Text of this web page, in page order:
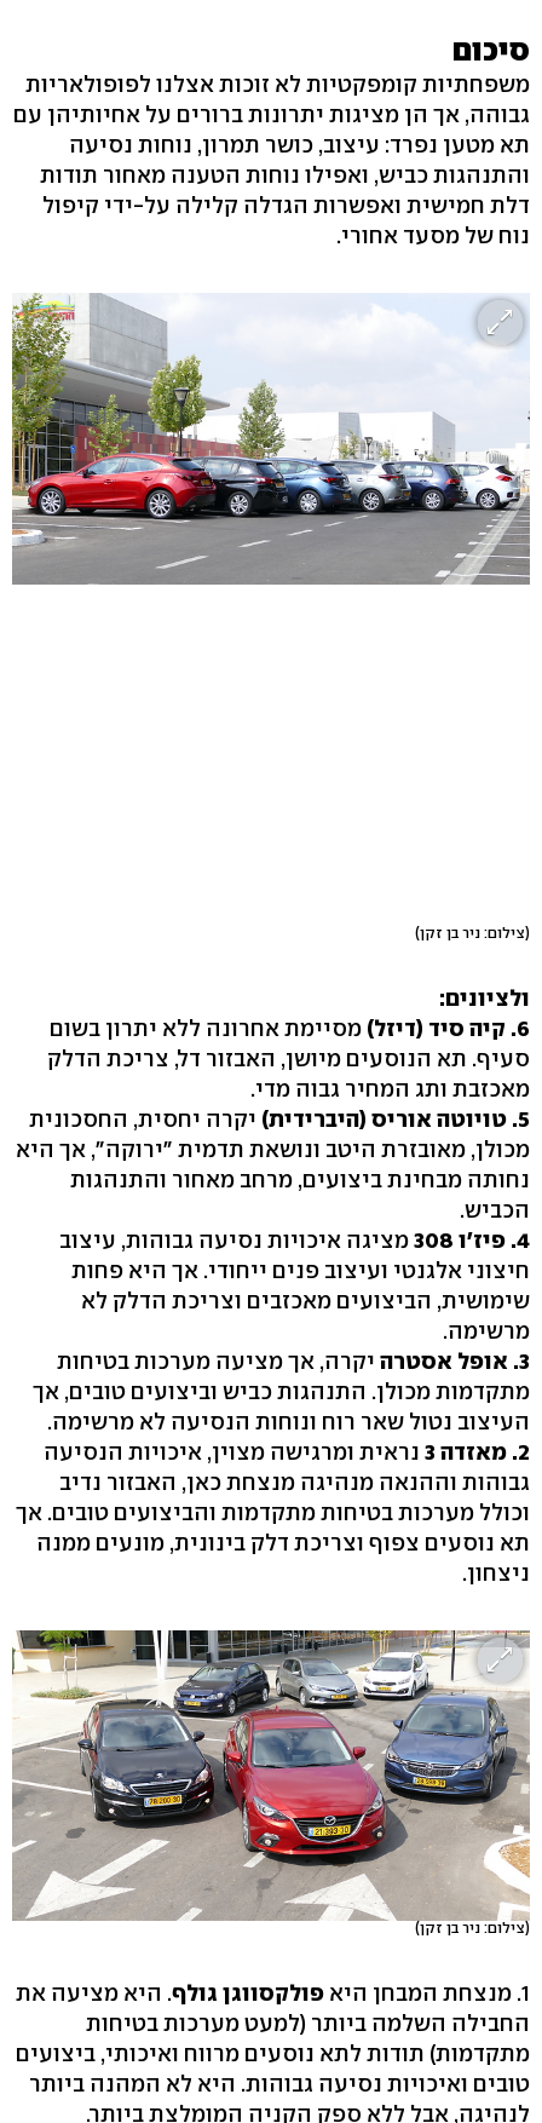
סיכום
משפחתיות קומפקטיות לא זוכות אצלנו לפופולאריות
גבוהה, אך הן מציגות יתרונות ברורים על אחיותיהן עם
תא מטען נפרד: עיצוב, כושר תמרון, נוחות נסיעה
והתנהגות כביש, ואפילו נוחות הטענה מאחור תודות
דלת חמישית ואפשרות הגדלה קלילה על-ידי קיפול
נוח של מסעד אחורי.
(צילום: ניר בן זקן)
ולציונים:
6. קיה סיד (דיזל)
מסיימת אחרונה ללא יתרון בשום
סעיף. תא הנוסעים מיושן, האבזור דל, צריכת הדלק
מאכזבת ותג המחיר גבוה מדי.
5. טויוטה אוריס (היברידית)
יקרה יחסית, החסכונית
מכולן, מאובזרת היטב ונושאת תדמית "ירוקה", אך היא
נחותה מבחינת ביצועים, מרחב מאחור והתנהגות
הכביש.
4. פיז'ו 308
מציגה איכויות נסיעה גבוהות, עיצוב
חיצוני אלגנטי ועיצוב פנים ייחודי. אך היא פחות
שימושית, הביצועים מאכזבים וצריכת הדלק לא
מרשימה.
3. אופל אסטרה
יקרה, אך מציעה מערכות בטיחות
מתקדמות מכולן. התנהגות כביש וביצועים טובים, אך
העיצוב נטול שאר רוח ונוחות הנסיעה לא מרשימה.
2. מאזדה 3
נראית ומרגישה מצוין, איכויות הנסיעה
גבוהות וההנאה מנהיגה מנצחת כאן, האבזור נדיב
וכולל מערכות בטיחות מתקדמות והביצועים טובים. אך
תא נוסעים צפוף וצריכת דלק בינונית, מונעים ממנה
ניצחון.
(צילום: ניר בן זקן)
1. מנצחת המבחן היא פולקסווגן גולף. היא מציעה את
החבילה השלמה ביותר (למעט מערכות בטיחות
מתקדמות) תודות לתא נוסעים מרווח ואיכותי, ביצועים
טובים ואיכויות נסיעה גבוהות. היא לא המהנה ביותר
לנהיגה, אבל ללא ספק הקניה המומלצת ביותר.